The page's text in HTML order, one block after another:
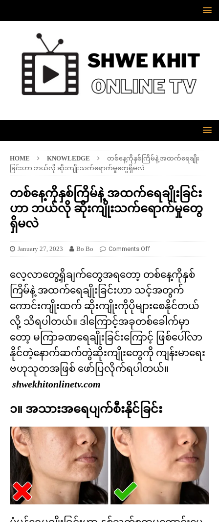
HOME KNOWLEDGE
တစ်နေ့ကိုနှစ်ကြိမ်နဲ့ အထက်ရေချိုး
ခြင်းဟာ ဘယ်လို ဆိုးကျိုးသက်ရောက်မှုတွေရှိမလဲ
တစ်နေ့ကိုနှစ်ကြိမ်နဲ့ အထက်ရေချိုးခြင်း
ဟာ ဘယ်လို ဆိုးကျိုးသက်ရောက်မှုတွေ
ရှိမလဲ
January 27, 2023 Bo Bo Comments Off
လေ့လာတွေ့ရှိချက်တွေအရတော့ တစ်နေ့ကိုနှစ်
ကြိမ်နဲ့ အထက်ရေချိုးခြင်းဟာ သင့်အတွက်
ကောင်းကျိုးထက် ဆိုးကျိုးကိုပိုများစေနိုင်တယ်
လို့ သိရပါတယ်။ ဒါကြောင့်အခုတစ်ခေါက်မှာ
တော့ မကြာခဏရေချိုးခြင်းကြောင့် ဖြစ်ပေါ်လာ
နိုင်တဲ့နောက်ဆက်တွဲဆိုးကျိုးတွေကို ကျန်းမာရေး
ဗဟုသုတအဖြစ် ဖော်ပြလိုက်ရပါတယ်။
shwekhitonlinetv.com
၁။ အသားအရေပျက်စီးနိုင်ခြင်း